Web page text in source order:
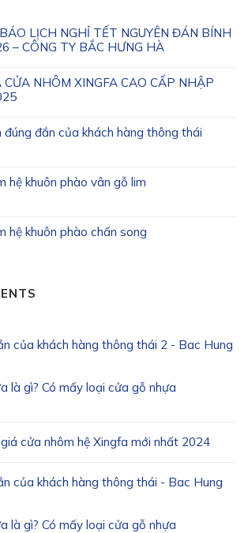
LỊCH NGHỈ TẾT NGUYÊN ĐÁN BÍNH
– CÔNG TY BẮC HƯNG HÀ
CỬA NHÔM XINGFA CAO CẤP NHẬP
đúng đắn của khách hàng thông thái
hệ khuôn phào vân gỗ lim
hệ khuôn phào chấn song
của khách hàng thông thái 2 - Bac Hung
là gì? Có mấy loại cửa gỗ nhựa
cửa nhôm hệ Xingfa mới nhất 2024
của khách hàng thông thái - Bac Hung
là gì? Có mấy loại cửa gỗ nhựa